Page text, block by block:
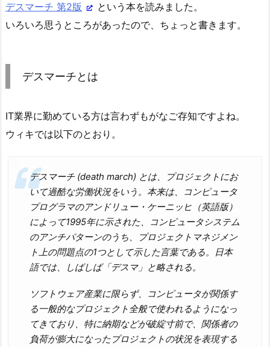
デスマーチ 第2版
という本を読みました。
いろいろ思うところがあったので、ちょっと書きます。
デスマーチとは
IT業界に勤めている方は言わずもがなご存知ですよね。
ウィキでは以下のとおり。
デスマーチ (death march) とは、プロジェクトにお
いて過酷な労働状況をいう。本来は、コンピュータ
プログラマのアンドリュー・ケーニッヒ（英語版）
によって1995年に示された、コンピュータシステム
のアンチパターンのうち、プロジェクトマネジメン
ト上の問題点の1つとして示した言葉である。日本
語では、しばしば「デスマ」と略される。
ソフトウェア産業に限らず、コンピュータが関係す
る一般的なプロジェクト全般で使われるようになっ
てきており、特に納期などが破綻寸前で、関係者の
負荷が膨大になったプロジェクトの状況を表現する